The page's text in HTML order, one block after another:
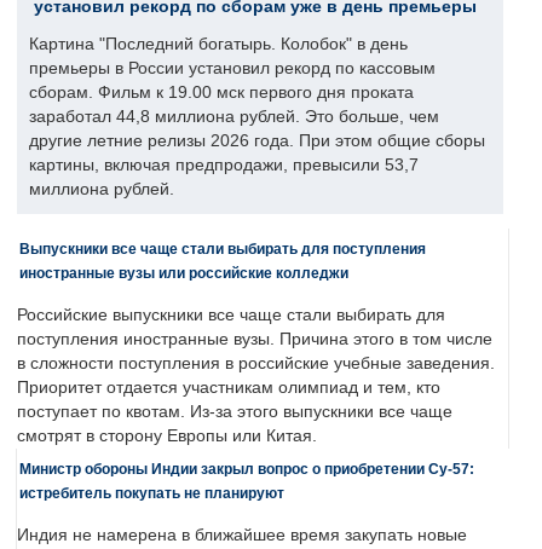
установил рекорд по сборам уже в день премьеры
Картина "Последний богатырь. Колобок" в день
премьеры в России установил рекорд по кассовым
сборам. Фильм к 19.00 мск первого дня проката
заработал 44,8 миллиона рублей. Это больше, чем
другие летние релизы 2026 года. При этом общие сборы
картины, включая предпродажи, превысили 53,7
миллиона рублей.
Выпускники все чаще стали выбирать для поступления
иностранные вузы или российские колледжи
Российские выпускники все чаще стали выбирать для
поступления иностранные вузы. Причина этого в том числе
в сложности поступления в российские учебные заведения.
Приоритет отдается участникам олимпиад и тем, кто
поступает по квотам. Из-за этого выпускники все чаще
смотрят в сторону Европы или Китая.
Министр обороны Индии закрыл вопрос о приобретении Су-57:
истребитель покупать не планируют
Индия не намерена в ближайшее время закупать новые